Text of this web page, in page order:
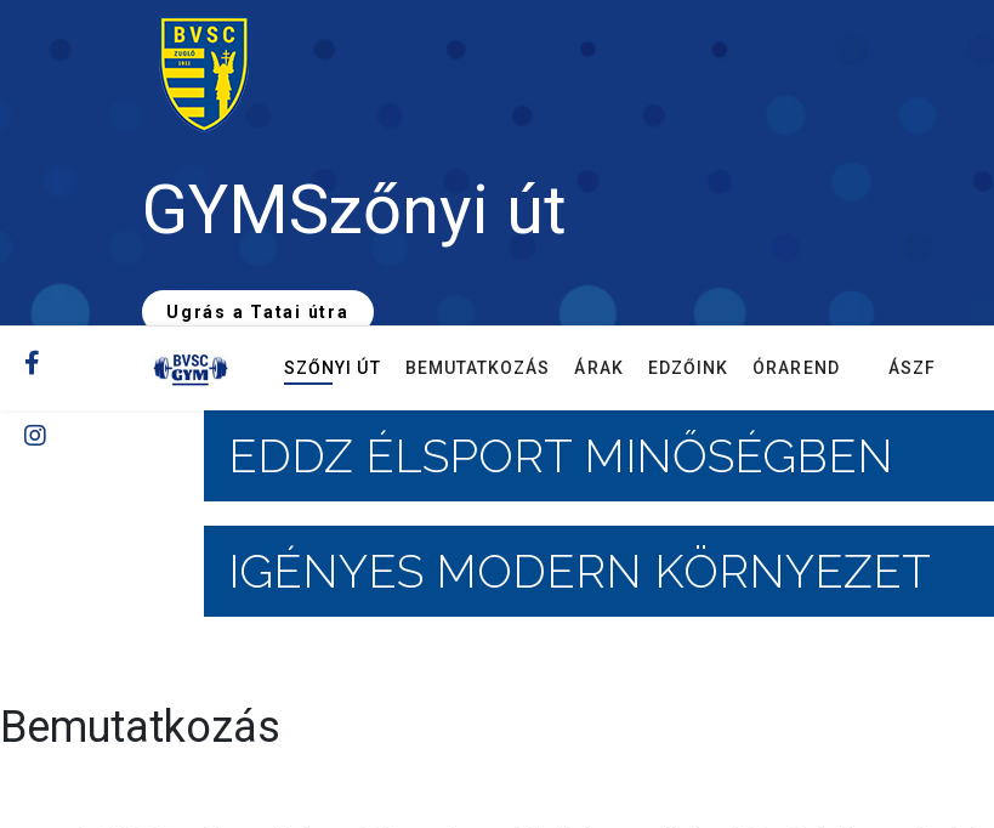
GYMSzőnyi út
Ugrás a Tatai útra
SZŐNYI ÚT BEMUTATKOZÁS ÁRAK EDZŐINK ÓRAREND ÁSZF
EDDZ ÉLSPORT MINŐSÉGBEN
IGÉNYES MODERN KÖRNYEZET
Bemutatkozás